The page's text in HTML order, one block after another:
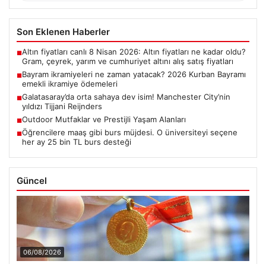
Son Eklenen Haberler
■Altın fiyatları canlı 8 Nisan 2026: Altın fiyatları ne kadar oldu?
Gram, çeyrek, yarım ve cumhuriyet altını alış satış fiyatları
■Bayram ikramiyeleri ne zaman yatacak? 2026 Kurban Bayramı
emekli ikramiye ödemeleri
■Galatasaray’da orta sahaya dev isim! Manchester City’nin
yıldızı Tijjani Reijnders
■Outdoor Mutfaklar ve Prestijli Yaşam Alanları
■Öğrencilere maaş gibi burs müjdesi. O üniversiteyi seçene
her ay 25 bin TL burs desteği
Güncel
06/08/2026